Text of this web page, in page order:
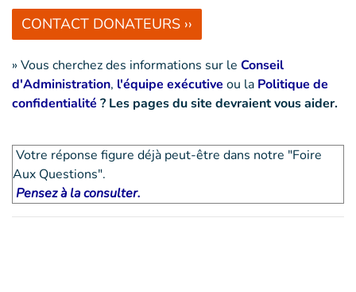
CONTACT DONATEURS ››
» Vous cherchez des informations sur le Conseil
d'Administration, l'équipe exécutive ou la Politique de
confidentialité ? Les pages du site devraient vous aider.
Votre réponse figure déjà peut-être dans notre "Foire
Aux Questions".
Pensez à la consulter.